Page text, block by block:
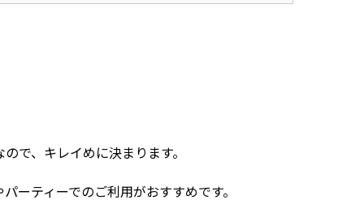
で、キレイめに決まります。
ーティーでのご利用がおすすめです。